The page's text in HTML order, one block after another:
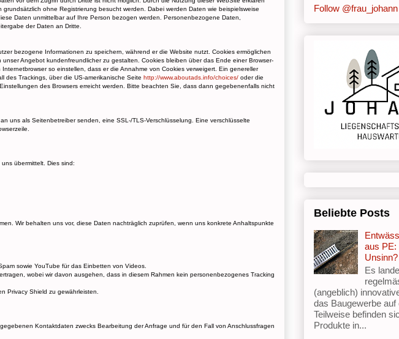
ohne Registrierung besucht werden. Dabei werden Daten wie beispielsweise
Daten unmittelbar auf Ihre Person bezogen werden. Personenbezogene Daten,
der Daten an Dritte.
bezogene Informationen zu speichern, während er die Website nutzt. Cookies ermöglichen
Angebot kundenfreundlicher zu gestalten. Cookies bleiben über das Ende einer Browser-
so einstellen, dass er die Annahme von Cookies verweigert. Ein genereller
des Trackings, über die US-amerikanische Seite http://www.aboutads.info/choices/ oder die
des Browsers erreicht werden. Bitte beachten Sie, dass dann gegebenenfalls nicht
uns als Seitenbetreiber senden, eine SSL-/TLS-Verschlüsselung. Eine verschlüsselte
übermittelt. Dies sind:
Wir behalten uns vor, diese Daten nachträglich zuprüfen, wenn uns konkrete Anhaltspunkte
sowie YouTube für das Einbetten von Videos.
wobei wir davon ausgehen, dass in diesem Rahmen kein personenbezogenes Tracking
Privacy Shield zu gewährleisten.
Kontaktdaten zwecks Bearbeitung der Anfrage und für den Fall von Anschlussfragen
Follow @frau_johann
Beliebte Posts
aus PE:
Unsinn?
Es
(angeblich)
das Baugewerbe
Teilweise befinden
Produkte in...